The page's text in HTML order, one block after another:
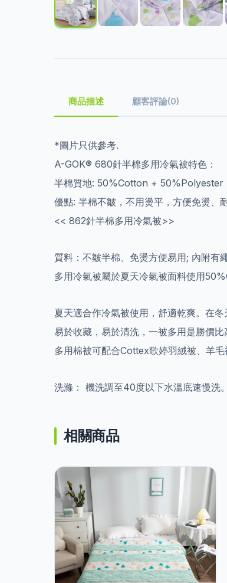
商品描述 顧客評論(0)
*圖片只供參考.
A-GOK® 680針半棉多用冷氣被特色：
半棉質地: 50%Cotton + 50%Polyester
優點: 半棉不皺，不用燙平，方便免燙、
<< 862針半棉多用冷氣被>>
質料：不皺半棉、免燙方便易用; 內附有
多用冷氣被屬於夏天冷氣被面料使用
夏天適合作冷氣被使用，舒適乾爽。在
易於收藏，易於清洗，一被多用是勝價比
多用棉被可配合Cottex歌婷羽絨被、羊
洗滌： 機洗調至40度以下水溫底速慢洗。
相關商品